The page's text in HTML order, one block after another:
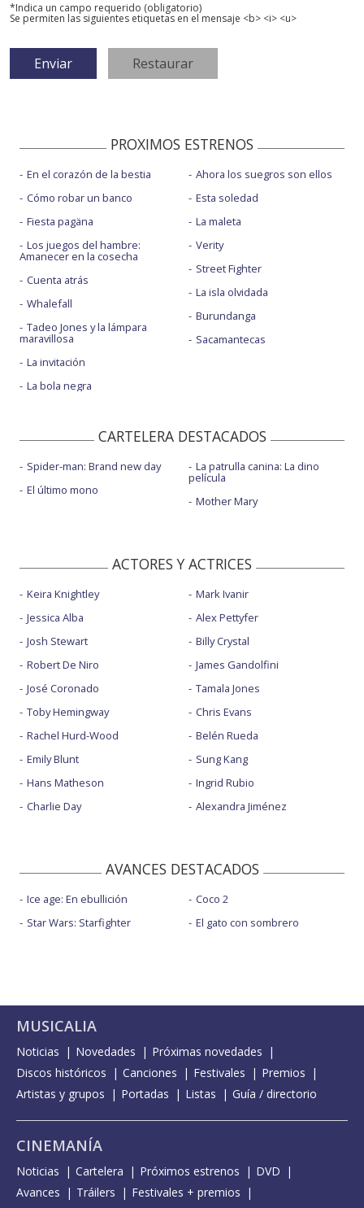
*Indica un campo requerido (obligatorio)
Se permiten las siguientes etiquetas en el mensaje <b> <i> <u>
PROXIMOS ESTRENOS
En el corazón de la bestia
Cómo robar un banco
Fiesta pagäna
Los juegos del hambre:
Amanecer en la cosecha
Cuenta atrás
Whalefall
Tadeo Jones y la lámpara
maravillosa
La invitación
La bola negra
Ahora los suegros son ellos
Esta soledad
La maleta
Verity
Street Fighter
La isla olvidada
Burundanga
Sacamantecas
CARTELERA DESTACADOS
Spider-man: Brand new day
El último mono
La patrulla canina: La dino
película
Mother Mary
ACTORES Y ACTRICES
Keira Knightley
Jessica Alba
Josh Stewart
Robert De Niro
José Coronado
Toby Hemingway
Rachel Hurd-Wood
Emily Blunt
Hans Matheson
Charlie Day
Mark Ivanir
Alex Pettyfer
Billy Crystal
James Gandolfini
Tamala Jones
Chris Evans
Belén Rueda
Sung Kang
Ingrid Rubio
Alexandra Jiménez
AVANCES DESTACADOS
Ice age: En ebullición
Star Wars: Starfighter
Coco 2
El gato con sombrero
MUSICALIA
Noticias Novedades
Próximas novedades
Discos históricos
Canciones Festivales
Premios
Artistas y grupos
Portadas Listas Guía / directorio
CINEMANÍA
Noticias Cartelera Próximos estrenos
DVD
Avances
Tráilers
Festivales + premios